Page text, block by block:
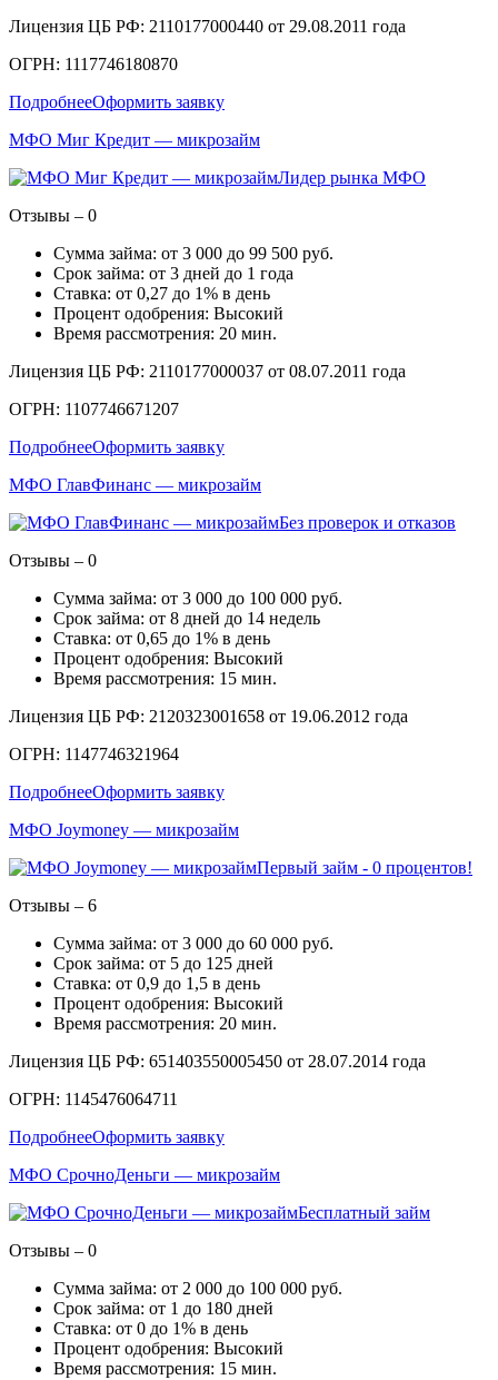
Лицензия ЦБ РФ: 2110177000440 от 29.08.2011 года
ОГРН: 1117746180870
ПодробнееОформить заявку
МФО Миг Кредит — микрозайм
Лидер рынка МФО
Отзывы – 0
Сумма займа: от 3 000 до 99 500 руб.
Срок займа: от 3 дней до 1 года
Ставка: от 0,27 до 1% в день
Процент одобрения: Высокий
Время рассмотрения: 20 мин.
Лицензия ЦБ РФ: 2110177000037 от 08.07.2011 года
ОГРН: 1107746671207
ПодробнееОформить заявку
МФО ГлавФинанс — микрозайм
Без проверок и отказов
Отзывы – 0
Сумма займа: от 3 000 до 100 000 руб.
Срок займа: от 8 дней до 14 недель
Ставка: от 0,65 до 1% в день
Процент одобрения: Высокий
Время рассмотрения: 15 мин.
Лицензия ЦБ РФ: 2120323001658 от 19.06.2012 года
ОГРН: 1147746321964
ПодробнееОформить заявку
МФО Joymoney — микрозайм
Первый займ - 0 процентов!
Отзывы – 6
Сумма займа: от 3 000 до 60 000 руб.
Срок займа: от 5 до 125 дней
Ставка: от 0,9 до 1,5 в день
Процент одобрения: Высокий
Время рассмотрения: 20 мин.
Лицензия ЦБ РФ: 651403550005450 от 28.07.2014 года
ОГРН: 1145476064711
ПодробнееОформить заявку
МФО СрочноДеньги — микрозайм
Бесплатный займ
Отзывы – 0
Сумма займа: от 2 000 до 100 000 руб.
Срок займа: от 1 до 180 дней
Ставка: от 0 до 1% в день
Процент одобрения: Высокий
Время рассмотрения: 15 мин.